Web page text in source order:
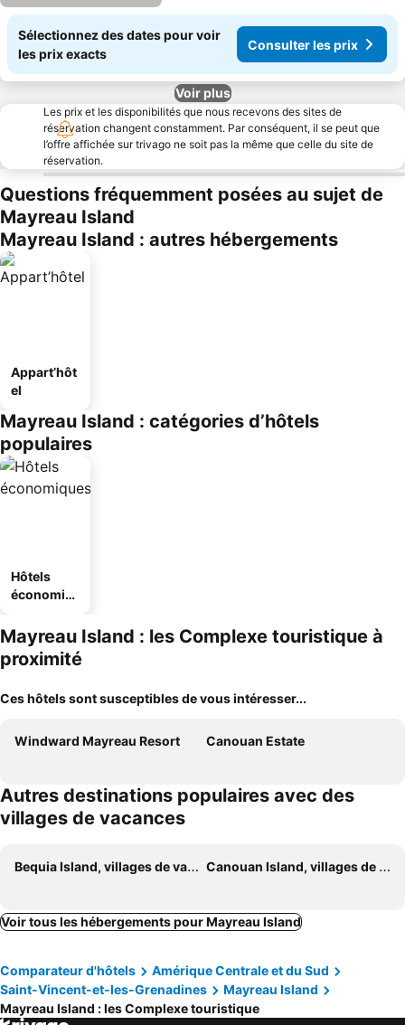
Sélectionnez des dates pour voir
les prix exacts
Consulter les prix
Voir plus
Les prix et les disponibilités que nous recevons des sites de
réservation changent constamment. Par conséquent, il se peut que
l’offre affichée sur trivago ne soit pas la même que celle du site de
réservation.
Questions fréquemment posées au sujet de
Mayreau Island
Mayreau Island : autres hébergements
Appart’hôt
el
Mayreau Island : catégories d’hôtels
populaires
Hôtels
économiq
Mayreau Island : les Complexe touristique à
proximité
Ces hôtels sont susceptibles de vous intéresser...
Windward Mayreau Resort Canouan Estate
Autres destinations populaires avec des
villages de vacances
Bequia Island, villages de vacances Canouan Island, villages de vacances
Voir tous les hébergements pour Mayreau Island
Comparateur d'hôtels
Amérique Centrale et du Sud
Saint-Vincent-et-les-Grenadines
Mayreau Island
Mayreau Island : les Complexe touristique